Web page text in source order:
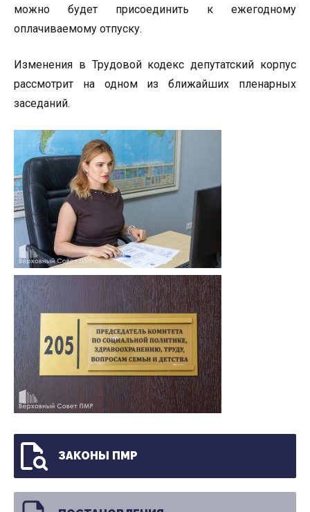
можно будет присоединить к ежегодному
оплачиваемому отпуску.
Изменения в Трудовой кодекс депутатский корпус
рассмотрит на одном из ближайших пленарных
заседаний.
ЗАКОНЫ ПМР